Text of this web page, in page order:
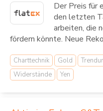
Der Preis für
den letzten
arbeiten, die
fördern könnte. Neue
Charttechnik Gold
Widerstände
Yen